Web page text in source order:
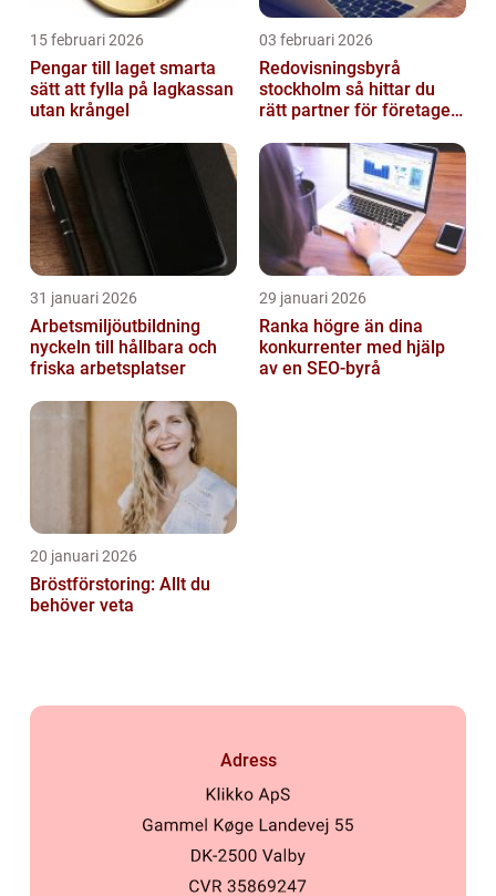
15 februari 2026
Pengar till laget smarta
sätt att fylla på lagkassan
utan krångel
03 februari 2026
Redovisningsbyrå
stockholm så hittar du
rätt partner för företagets
31 januari 2026
Arbetsmiljöutbildning
nyckeln till hållbara och
friska arbetsplatser
29 januari 2026
Ranka högre än dina
konkurrenter med hjälp
av en SEO-byrå
20 januari 2026
Bröstförstoring: Allt du
behöver veta
Adress